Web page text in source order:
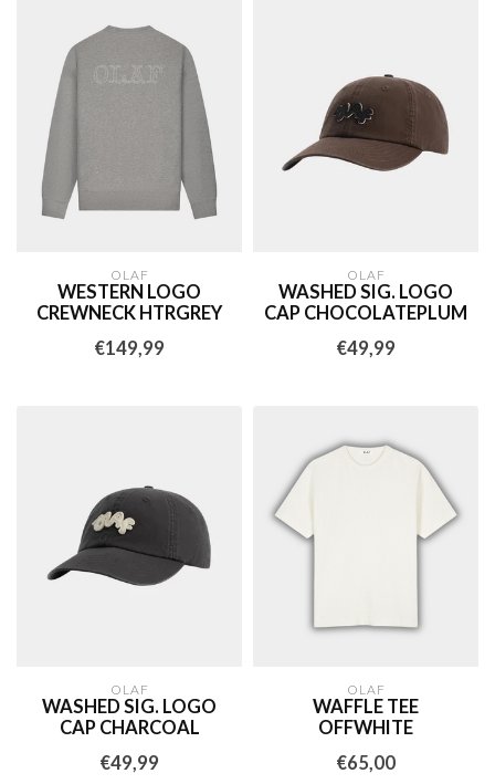
OLAF
WESTERN LOGO
CREWNECK HTRGREY
€149,99
OLAF
WASHED SIG. LOGO
CAP CHOCOLATEPLUM
€49,99
OLAF
WASHED SIG. LOGO
CAP CHARCOAL
€49,99
OLAF
WAFFLE TEE
OFFWHITE
€65,00